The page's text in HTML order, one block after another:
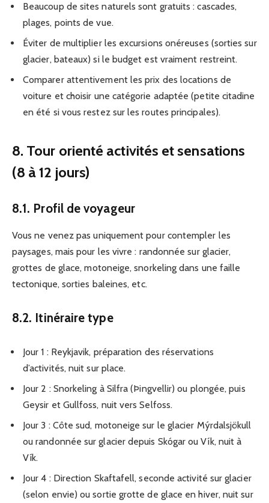
Beaucoup de sites naturels sont gratuits : cascades,
plages, points de vue.
Éviter de multiplier les excursions onéreuses (sorties sur
glacier, bateaux) si le budget est vraiment restreint.
Comparer attentivement les prix des locations de
voiture et choisir une catégorie adaptée (petite citadine
en été si vous restez sur les routes principales).
8. Tour orienté activités et sensations
(8 à 12 jours)
8.1. Profil de voyageur
Vous ne venez pas uniquement pour contempler les
paysages, mais pour les vivre : randonnée sur glacier,
grottes de glace, motoneige, snorkeling dans une faille
tectonique, sorties baleines, etc.
8.2. Itinéraire type
Jour 1 : Reykjavik, préparation des réservations
d’activités, nuit sur place.
Jour 2 : Snorkeling à Silfra (Þingvellir) ou plongée, puis
Geysir et Gullfoss, nuit vers Selfoss.
Jour 3 : Côte sud, motoneige sur le glacier Mýrdalsjökull
ou randonnée sur glacier depuis Skógar ou Vík, nuit à
Vík.
Jour 4 : Direction Skaftafell, seconde activité sur glacier
(selon envie) ou sortie grotte de glace en hiver, nuit sur